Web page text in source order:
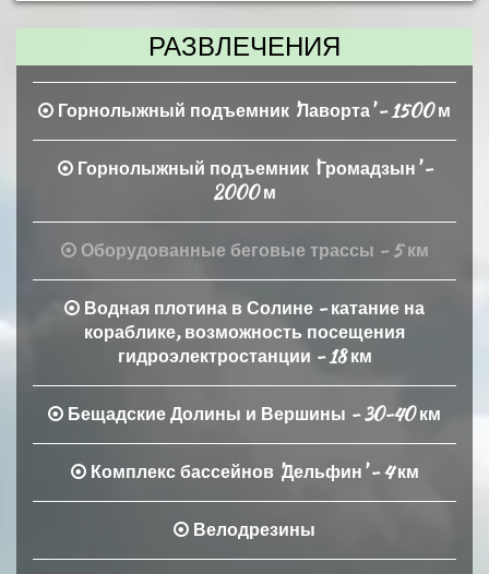
РАЗВЛЕЧЕНИЯ
Горнолыжный подъемник 'Лаворта' - 1500 м
Горнолыжный подъемник 'Громадзын' -
2000 м
Оборудованные беговые трассы - 5 км
Водная плотина в Солине - катание на
кораблике, возможность посещения
гидроэлектростанции - 18 км
Бещадские Долины и Вершины - 30-40 км
Комплекс бассейнов 'Дельфин' - 4 км
Велодрезины